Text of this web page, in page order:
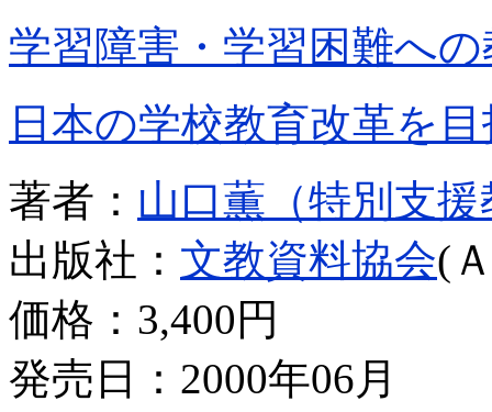
学習障害・学習困難へ
日本の学校教育改革を
著者： 山口薫（特別支
出版社： 文教資料協会(
価格： 3,400円
発売日：2000年06月